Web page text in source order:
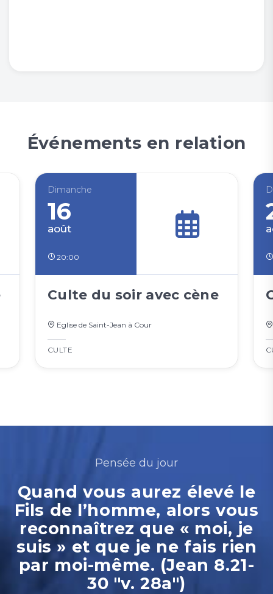
Événements en relation
Dimanche
16
août
20:00
Culte du soir avec cène
Eglise de Saint-Jean à Cour
CULTE
Pensée du jour
Quand vous aurez élevé le
Fils de l’homme, alors vous
reconnaîtrez que « moi, je
suis » et que je ne fais rien
par moi-même. (Jean 8.21-
30 "v. 28a")